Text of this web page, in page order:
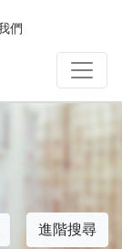
們
進階搜尋